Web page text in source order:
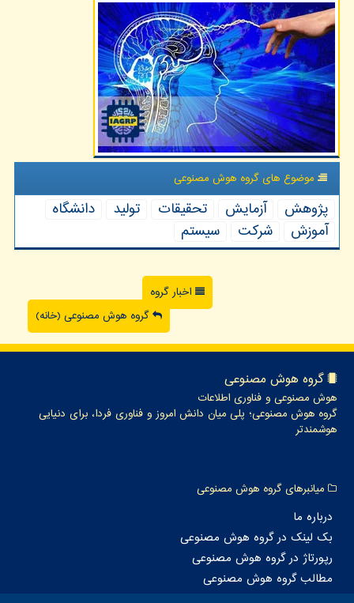
موضوع های گروه هوش مصنوعی
پژوهش آزمایش تحقیقات تولید
دانشگاه
آموزش
شركت سیستم
اخبار گروه
گروه هوش مصنوعی (خانه)
گروه هوش مصنوعی
هوش مصنوعی و فناوری اطلاعات
گروه هوش مصنوعی؛ پلی میان دانش امروز و فناوری فردا، برای دنیایی
هوشمندتر
میانبرهای گروه هوش مصنوعی
درباره ما
بک لینک در گروه هوش مصنوعی
رپورتاژ در گروه هوش مصنوعی
مطالب گروه هوش مصنوعی